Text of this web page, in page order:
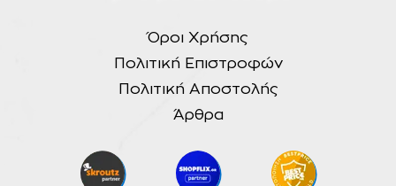
Όροι Χρήσης
Πολιτική Επιστροφών
Πολιτική Αποστολής
Άρθρα